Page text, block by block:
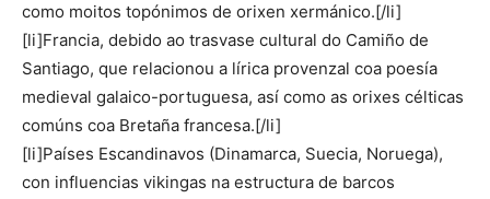
como moitos topónimos de orixen xermánico.[/li]
[li]Francia, debido ao trasvase cultural do Camiño de
Santiago, que relacionou a lírica provenzal coa poesía
medieval galaico-portuguesa, así como as orixes célticas
comúns coa Bretaña francesa.[/li]
[li]Países Escandinavos (Dinamarca, Suecia, Noruega),
con influencias vikingas na estructura de barcos